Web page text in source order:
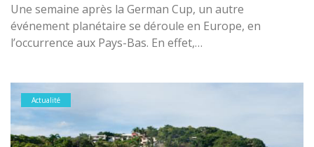
Une semaine après la German Cup, un autre
événement planétaire se déroule en Europe, en
l’occurrence aux Pays-Bas. En effet,…
Actualité